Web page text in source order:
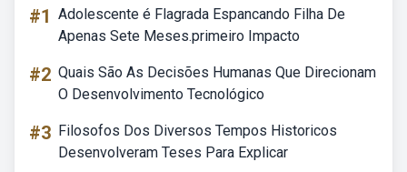
#1 Adolescente é Flagrada Espancando Filha De
Apenas Sete Meses.primeiro Impacto
#2 Quais São As Decisões Humanas Que Direcionam
O Desenvolvimento Tecnológico
#3 Filosofos Dos Diversos Tempos Historicos
Desenvolveram Teses Para Explicar